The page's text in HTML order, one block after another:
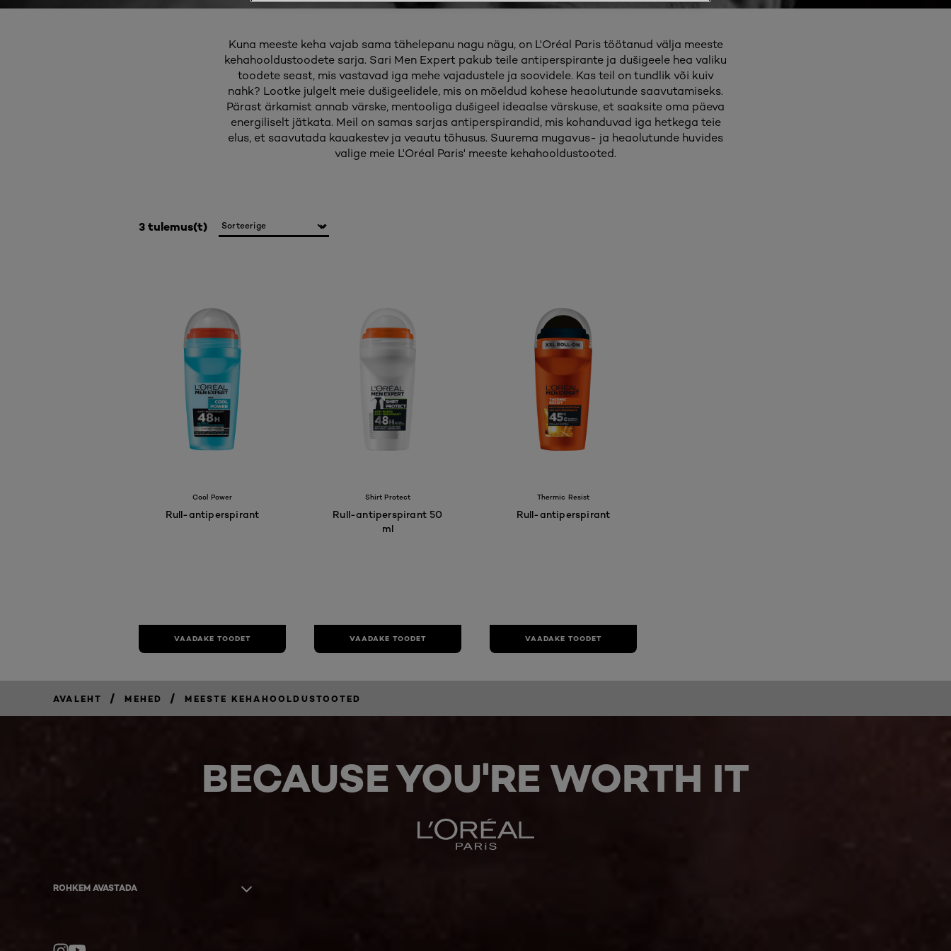
Kuna meeste keha vajab sama tähelepanu nagu nägu, on L'Oréal Paris töötanud välja meeste
kehahooldustoodete sarja. Sari Men Expert pakub teile antiperspirante ja dušigeele hea valiku
toodete seast, mis vastavad iga mehe vajadustele ja soovidele. Kas teil on tundlik või kuiv
nahk? Lootke julgelt meie dušigeelidele, mis on mõeldud kohese heaolutunde saavutamiseks.
Pärast ärkamist annab värske, mentooliga dušigeel ideaalse värskuse, et saaksite oma päeva
energiliselt jätkata. Meil on samas sarjas antiperspirandid, mis kohanduvad iga hetkega teie
elus, et saavutada kauakestev ja veautu tõhusus. Suurema mugavus- ja heaolutunde huvides
valige meie L'Oréal Paris' meeste kehahooldustooted.
3 tulemus(t)
Cool Power
Rull-antiperspirant
VAADAKE TOODET
Shirt Protect
Rull-antiperspirant 50
ml
VAADAKE TOODET
Thermic Resist
Rull-antiperspirant
VAADAKE TOODET
AVALEHT / MEHED / MEESTE KEHAHOOLDUSTOOTED
BECAUSE YOU'RE WORTH IT
ROHKEM AVASTADA